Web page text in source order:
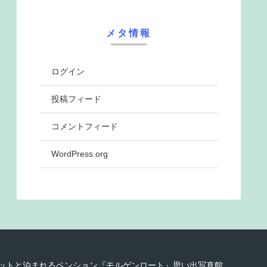
メタ情報
ログイン
投稿フィード
コメントフィード
WordPress.org
トと泊まれるペンション『モルゲンロート』思い出写真館.